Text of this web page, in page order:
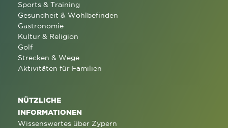
Sports & Training
Gesundheit & Wohlbefinden
Gastronomie
Kultur & Religion
Golf
Strecken & Wege
Aktivitäten für Familien
NÜTZLICHE
INFORMATIONEN
Wissenswertes über Zypern